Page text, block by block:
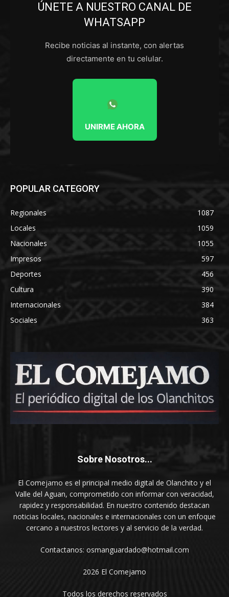
ÚNETE A NUESTRO CANAL DE
WHATSAPP
Recibe noticias al instante, con alertas
directamente en tu celular.
UNIRME AHORA
POPULAR CATEGORY
Regionales
1087
Locales
1059
Nacionales
1055
Impresos
597
Deportes
456
Cultura
390
Internacionales
384
Sociales
363
Sobre Nosotros...
El Comejamo es el principal medio digital de Olanchito y el
Valle del Aguan, comprometido con informar con veracidad,
rapidez y responsabilidad. En nuestro contenido destacan
noticias locales, nacionales e internacionales con un enfoque
cercano a nuestros lectores y al servicio de la verdad.
Contactanos: osmanguardado@hotmail.com
2026 El Comejamo
Todos los derechos reservados